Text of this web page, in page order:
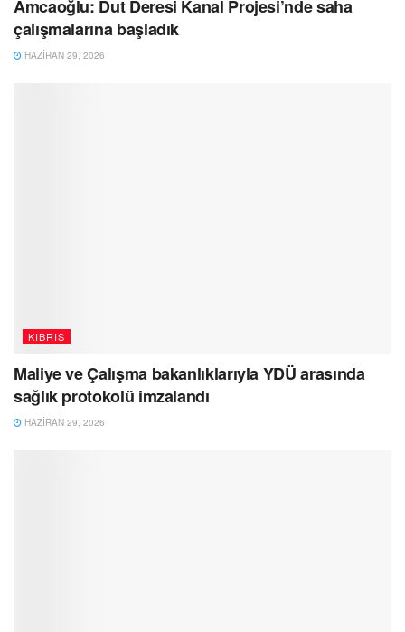
Amcaoğlu: Dut Deresi Kanal Projesi’nde saha
çalışmalarına başladık
HAZIRAN 29, 2026
KIBRIS
Maliye ve Çalışma bakanlıklarıyla YDÜ arasında
sağlık protokolü imzalandı
HAZIRAN 29, 2026